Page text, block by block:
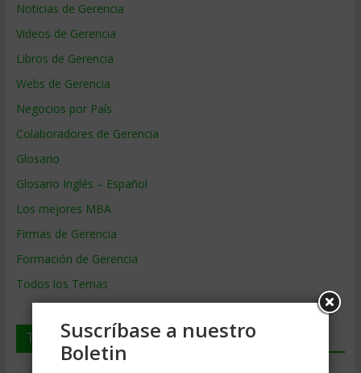
Noticias de Gerencia
Videos de Gerencia
Libros de Gerencia
Webs de Gerencia
Negocios por País
Colaboradores de Gerencia
Glosario
Glosario Inglés – Español
Los mejores MBA
Firmas de Gerencia
Formación de Gerencia
Todos los Temas
Temas de Gerencia
Suscríbase a nuestro
Boletin